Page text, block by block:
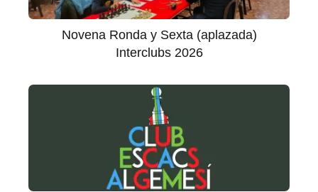
Novena Ronda y Sexta (aplazada)
Interclubs 2026